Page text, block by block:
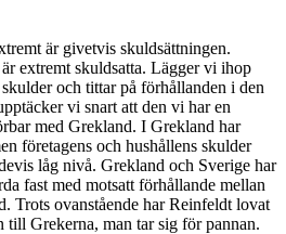
är givetvis skuldsättningen.
extremt skuldsatta. Lägger vi ihop
och tittar på förhållanden i den
vi snart att den vi har en
med Grekland. I Grekland har
företagens och hushållens skulder
låg nivå. Grekland och Sverige har
fast med motsatt förhållande mellan
Trots ovanstående har Reinfeldt lovat
till Grekerna, man tar sig för pannan.